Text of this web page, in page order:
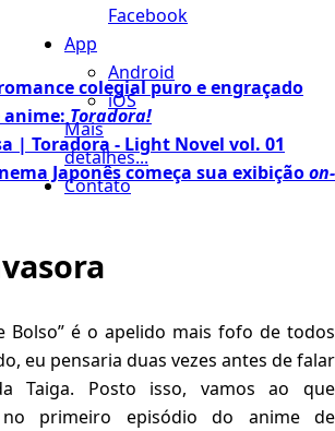
Facebook
App
Android
iOS
Mais
detalhes...
Contato
colegial puro e engraçado
anime: Toradora!
| Toradora - Light Novel vol. 01
Japonês começa sua exibiçãoon-
Bolso” é o apelido mais fofo de todos
eu pensaria duas vezes antes de falar
Taiga. Posto isso, vamos ao que
no primeiro episódio do anime de